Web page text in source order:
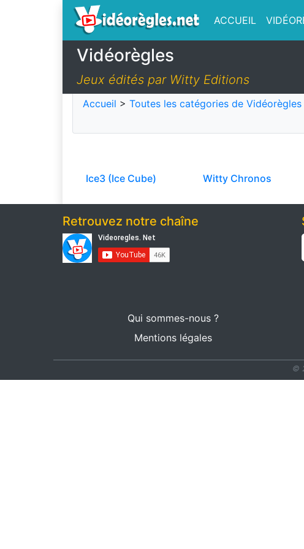
ACCUEIL
Vidéorègles
Jeux édités par Witty Editions
Accueil > Toutes les catégories de Vidéorègles
Ice3 (Ice Cube) Witty Chronos
Retrouvez notre chaîne
Qui sommes-nous ?
Mentions légales
©